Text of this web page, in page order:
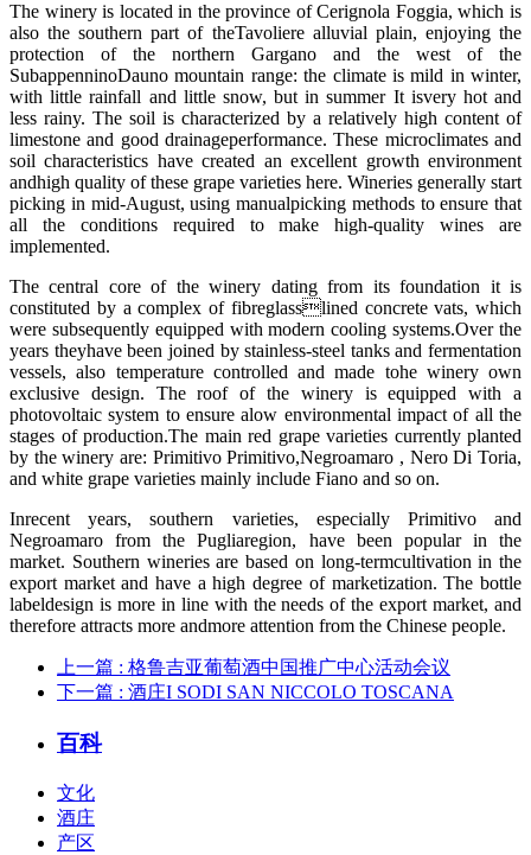
The winery is located in the province of Cerignola Foggia, which is
also the southern part of theTavoliere alluvial plain, enjoying the
protection of the northern Gargano and the west of the
SubappenninoDauno mountain range: the climate is mild in winter,
with little rainfall and little snow, but in summer It isvery hot and
less rainy. The soil is characterized by a relatively high content of
limestone and good drainageperformance. These microclimates and
soil characteristics have created an excellent growth environment
andhigh quality of these grape varieties here. Wineries generally start
picking in mid-August, using manualpicking methods to ensure that
all the conditions required to make high-quality wines are
implemented.
The central core of the winery dating from its foundation it is
constituted by a complex of fibreglasslined concrete vats, which
were subsequently equipped with modern cooling systems.Over the
years theyhave been joined by stainless-steel tanks and fermentation
vessels, also temperature controlled and made tohe winery own
exclusive design. The roof of the winery is equipped with a
photovoltaic system to ensure alow environmental impact of all the
stages of production.The main red grape varieties currently planted
by the winery are: Primitivo Primitivo,Negroamaro , Nero Di Toria,
and white grape varieties mainly include Fiano and so on.
Inrecent years, southern varieties, especially Primitivo and
Negroamaro from the Pugliaregion, have been popular in the
market. Southern wineries are based on long-termcultivation in the
export market and have a high degree of marketization. The bottle
labeldesign is more in line with the needs of the export market, and
therefore attracts more andmore attention from the Chinese people.
上一篇 : 格鲁吉亚葡萄酒中国推广中心活动会议
下一篇 : 酒庄I SODI SAN NICCOLO TOSCANA
百科
文化
酒庄
产区